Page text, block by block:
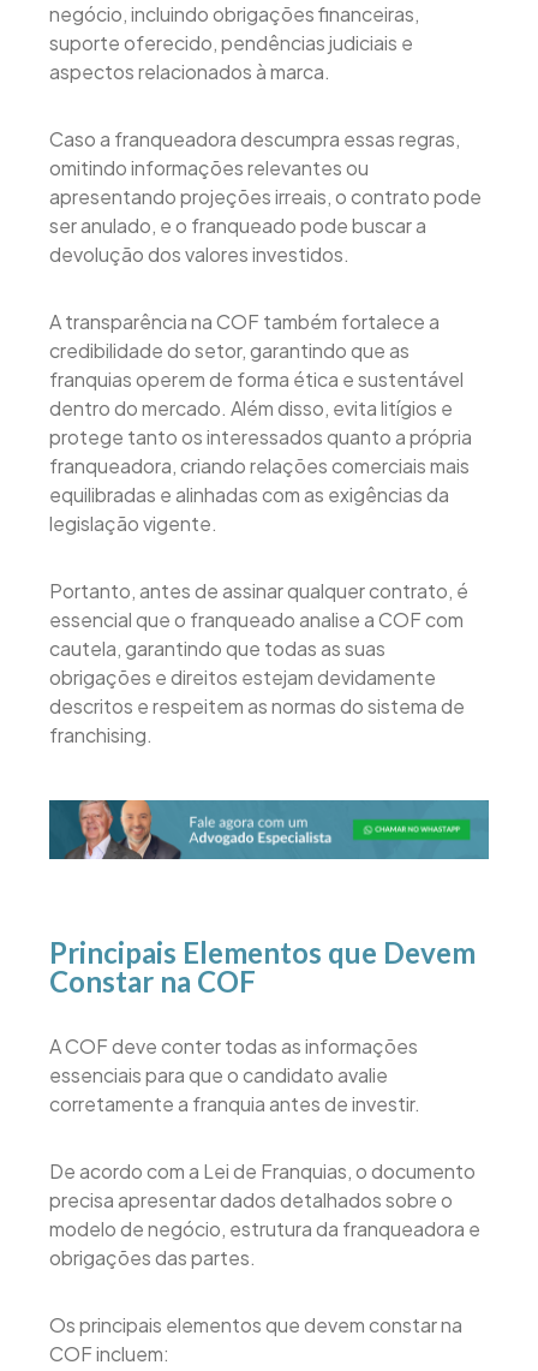
negócio, incluindo obrigações financeiras,
suporte oferecido, pendências judiciais e
aspectos relacionados à marca.
Caso a franqueadora descumpra essas regras,
omitindo informações relevantes ou
apresentando projeções irreais, o contrato pode
ser anulado, e o franqueado pode buscar a
devolução dos valores investidos.
A transparência na COF também fortalece a
credibilidade do setor, garantindo que as
franquias operem de forma ética e sustentável
dentro do mercado. Além disso, evita litígios e
protege tanto os interessados quanto a própria
franqueadora, criando relações comerciais mais
equilibradas e alinhadas com as exigências da
legislação vigente.
Portanto, antes de assinar qualquer contrato, é
essencial que o franqueado analise a COF com
cautela, garantindo que todas as suas
obrigações e direitos estejam devidamente
descritos e respeitem as normas do sistema de
franchising.
Principais Elementos que Devem
Constar na COF
A COF deve conter todas as informações
essenciais para que o candidato avalie
corretamente a franquia antes de investir.
De acordo com a Lei de Franquias, o documento
precisa apresentar dados detalhados sobre o
modelo de negócio, estrutura da franqueadora e
obrigações das partes.
Os principais elementos que devem constar na
COF incluem: